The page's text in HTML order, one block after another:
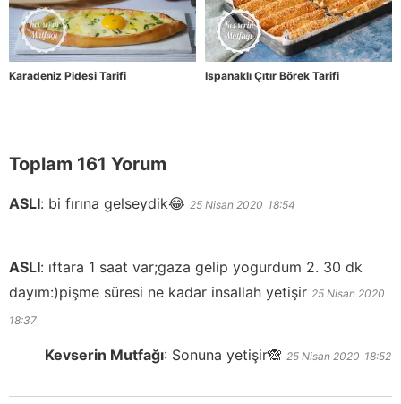
Karadeniz Pidesi Tarifi Ispanaklı Çıtır Börek Tarifi
Toplam 161 Yorum
ASLI: bi fırına gelseydik😂 25 Nisan 2020 18:54
ASLI: ıftara 1 saat var;gaza gelip yogurdum 2. 30 dk
dayım:)pişme süresi ne kadar insallah yetişir 25 Nisan 2020
18:37
Kevserin Mutfağı: Sonuna yetişir🙈 25 Nisan 2020 18:52